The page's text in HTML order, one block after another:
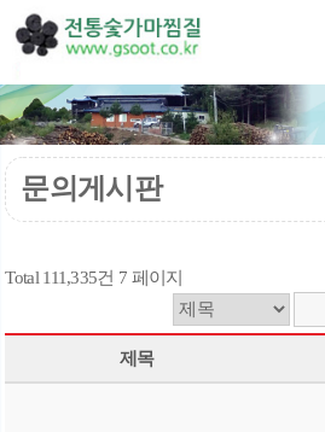
문의게시판
Total 111,335건 7 페이지
제목